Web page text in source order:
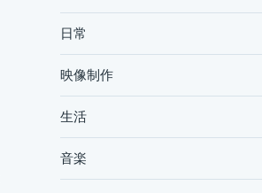
日常
映像制作
生活
音楽